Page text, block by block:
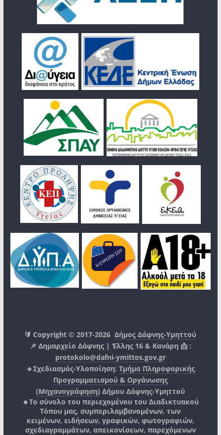
🔰 Copyright © 2017-2026Δήμος Δάφνης-Υμηττού
📌 Δημαρχείο Δάφνης | Έλλης 16 & Κανάρη 📩 :
protokolo@dafni-ymittos.gov.gr
🔹Σχεδιασμός-Υλοποίηση: Τμήμα Πληροφορικής
Προγραμματισμού & Οργάνωσης
(Μηχανογράφηση) Δήμου Δάφνης-Υμηττού
🔸Το σύνολο του περιεχομένου του Διαδικτυακού
Τόπου μας, συμπεριλαμβανομένων, των
κειμένων, ειδήσεων, γραφικών, φωτογραφιών,
σχεδιαγραμμάτων, απεικονίσεων, παρεχόμενων